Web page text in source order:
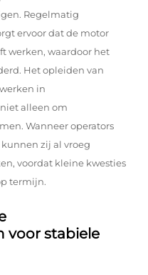
Regelmatig
ervoor dat de motor
werken, waardoor het
Het opleiden van
in
alleen om
Wanneer operators
zij al vroeg
voordat kleine kwesties
termijn.
voor stabiele